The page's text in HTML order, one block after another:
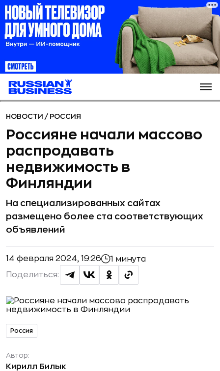
НОВОСТИ / РОССИЯ
Россияне начали массово
распродавать
недвижимость в
Финляндии
На специализированных сайтах
размещено более ста соответствующих
объявлений
14 февраля 2024, 19:26 1 минута
Поделиться:
Россия
Автор:
Кирилл Билык